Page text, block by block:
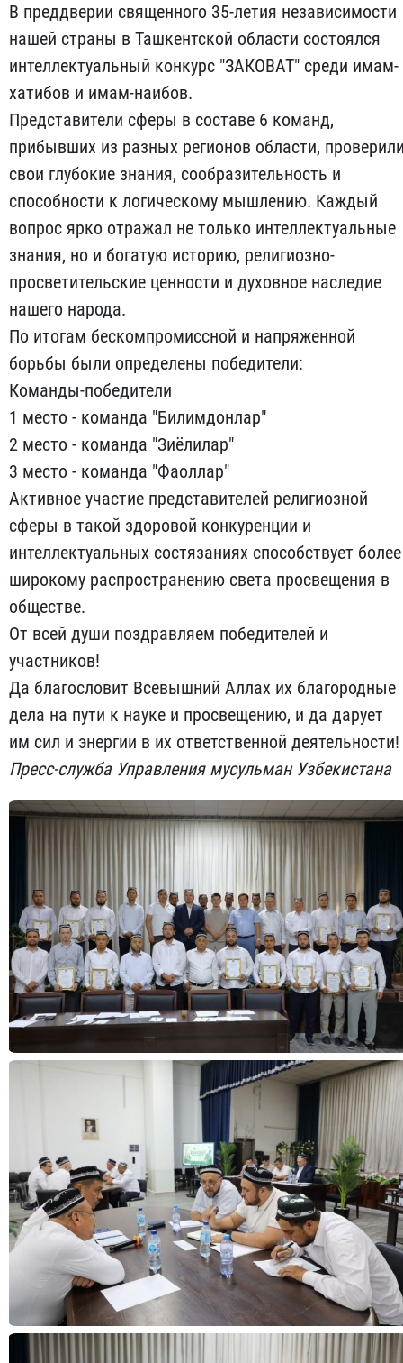
В преддверии священного 35-летия независимости
нашей страны в Ташкентской области состоялся
интеллектуальный конкурс "ЗАКОВАТ" среди имам-
хатибов и имам-наибов.
Представители сферы в составе 6 команд,
прибывших из разных регионов области,
свои глубокие знания, сообразительность и
способности к логическому мышлению. Каждый
вопрос ярко отражал не только интеллектуальные
знания, но и богатую историю, религиозно-
просветительские ценности и духовное наследие
нашего народа.
По итогам бескомпромиссной и напряженной
борьбы были определены победители:
Команды-победители
1 место - команда "Билимдонлар"
2 место - команда "Зиёлилар"
3 место - команда "Фаоллар"
Активное участие представителей религиозной
сферы в такой здоровой конкуренции и
интеллектуальных состязаниях способствует более
широкому распространению света просвещения в
обществе.
От всей души поздравляем победителей и
участников!
Да благословит Всевышний Аллах их благородные
дела на пути к науке и просвещению, и да дарует
им сил и энергии в их ответственной деятельности!
Пресс-служба Управления мусульман Узбекистана